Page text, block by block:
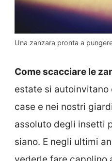
Una zanzara pronta a
Come scacciare le
estate si autoinvitano
case e nei nostri
assoluto degli insetti
siano. E negli ultimi